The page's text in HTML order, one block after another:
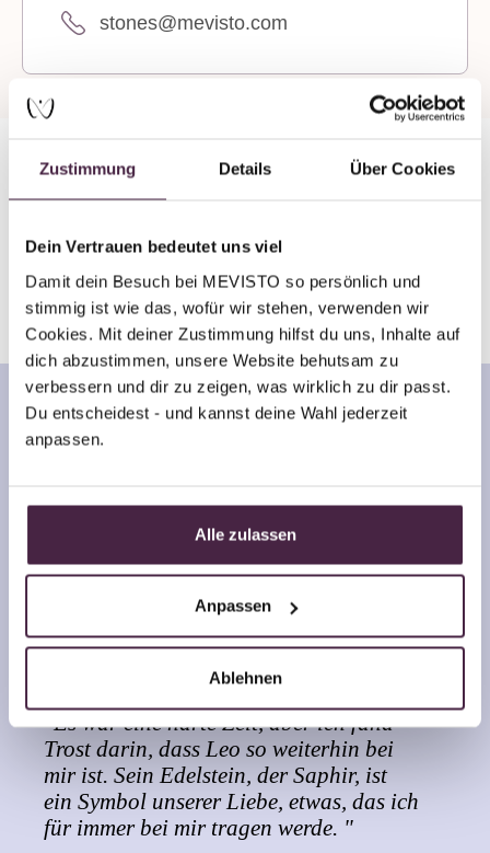
Zustimmung Details Über Cookies
Dein Vertrauen bedeutet uns viel
Damit dein Besuch bei MEVISTO so persönlich und
stimmig ist wie das, wofür wir stehen, verwenden wir
Cookies. Mit deiner Zustimmung hilfst du uns, Inhalte auf
dich abzustimmen, unsere Website behutsam zu
verbessern und dir zu zeigen, was wirklich zu dir passt.
Du entscheidest - und kannst deine Wahl jederzeit
anpassen.
Alle zulassen
Anpassen
Ablehnen
stones@mevisto.com
In 8 Wochen zum
Erinnerungsstück mit Edelstein
Claudia Liebscher
"Es war eine harte Zeit, aber ich fand
Trost darin, dass Leo so weiterhin bei
mir ist. Sein Edelstein, der Saphir, ist
ein Symbol unserer Liebe, etwas, das ich
für immer bei mir tragen werde. "